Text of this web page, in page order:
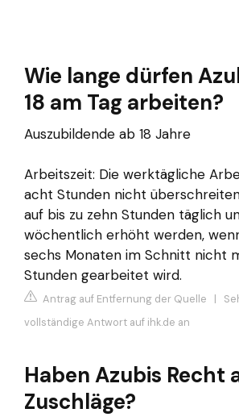
Wie lange dürfen
18 am Tag arbeiten?
Auszubildende ab 18 Jahre
Arbeitszeit: Die werktägliche
acht Stunden nicht
auf bis zu zehn Stunden täglich
wöchentlich erhöht werden,
sechs Monaten im Schnitt nicht
Stunden gearbeitet wird.
Antrag auf Entfernung der Quelle |
vollständige Antwort auf ihk.de an
Haben Azubis Recht
Zuschläge?